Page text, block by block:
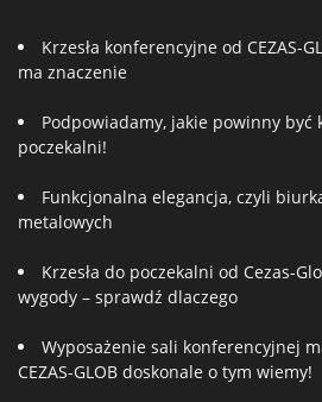
Krzesła konferencyjne od CEZAS-
ma znaczenie
Podpowiadamy, jakie powinny być
poczekalni!
Funkcjonalna elegancja, czyli
metalowych
Krzesła do poczekalni od Cezas-
wygody – sprawdź dlaczego
Wyposażenie sali konferencyjnej
CEZAS-GLOB doskonale o tym wiemy!